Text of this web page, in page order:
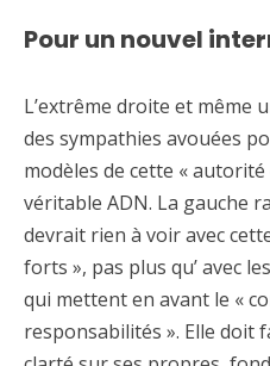
Pour un nouvel
L’extrême droite et même
des sympathies avouées
modèles de cette « autorité
véritable ADN. La gauche
devrait rien à voir avec
forts », pas plus qu’ avec
qui mettent en avant le «
responsabilités ». Elle doit